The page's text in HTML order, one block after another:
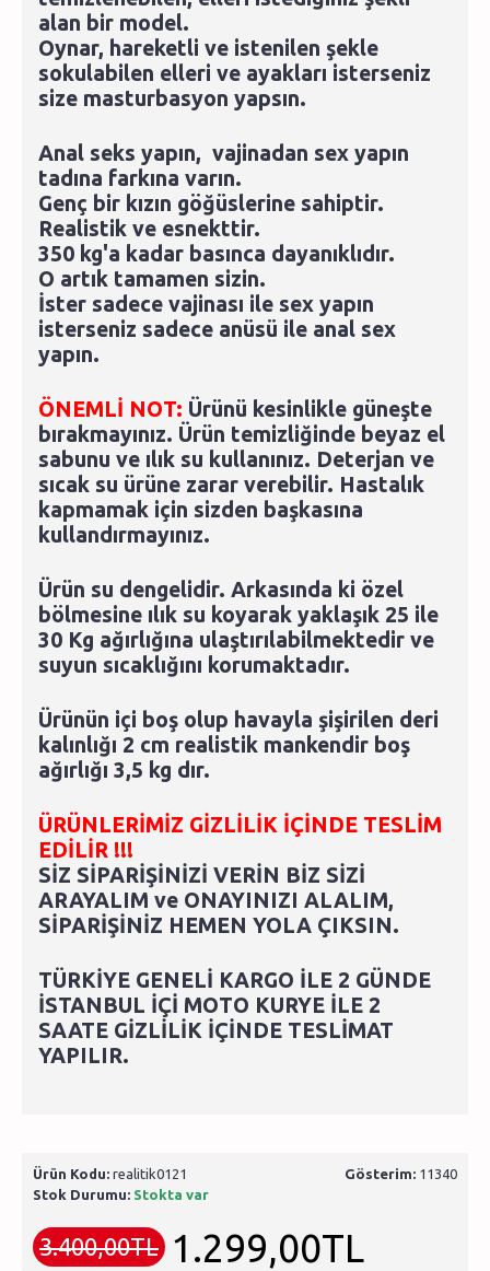
alan bir model.
Oynar, hareketli ve istenilen şekle
sokulabilen elleri ve ayakları isterseniz
size masturbasyon yapsın.
Anal seks yapın, vajinadan sex yapın
tadına farkına varın.
Genç bir kızın göğüslerine sahiptir.
Realistik ve esnekttir.
350 kg'a kadar basınca dayanıklıdır.
O artık tamamen sizin.
İster sadece vajinası ile sex yapın
isterseniz sadece anüsü ile anal sex
yapın.
ÖNEMLİ NOT: Ürünü kesinlikle güneşte
bırakmayınız. Ürün temizliğinde beyaz el
sabunu ve ılık su kullanınız. Deterjan ve
sıcak su ürüne zarar verebilir. Hastalık
kapmamak için sizden başkasına
kullandırmayınız.
Ürün su dengelidir. Arkasında ki özel
bölmesine ılık su koyarak yaklaşık 25 ile
30 Kg ağırlığına ulaştırılabilmektedir ve
suyun sıcaklığını korumaktadır.
Ürünün içi boş olup havayla şişirilen deri
kalınlığı 2 cm realistik mankendir boş
ağırlığı 3,5 kg dır.
ÜRÜNLERİMİZ GİZLİLİK İÇİNDE TESLİM
EDİLİR !!!
SİZ SİPARİŞİNİZİ VERİN BİZ SİZİ
ARAYALIM ve ONAYINIZI ALALIM,
SİPARİŞİNİZ HEMEN YOLA ÇIKSIN.
TÜRKİYE GENELİ KARGO İLE 2 GÜNDE
İSTANBUL İÇİ MOTO KURYE İLE 2
SAATE GİZLİLİK İÇİNDE TESLİMAT
YAPILIR.
Gösterim: 11340
Ürün Kodu: realitik0121
Stok Durumu: Stokta var
3.400,00TL 1.299,00TL